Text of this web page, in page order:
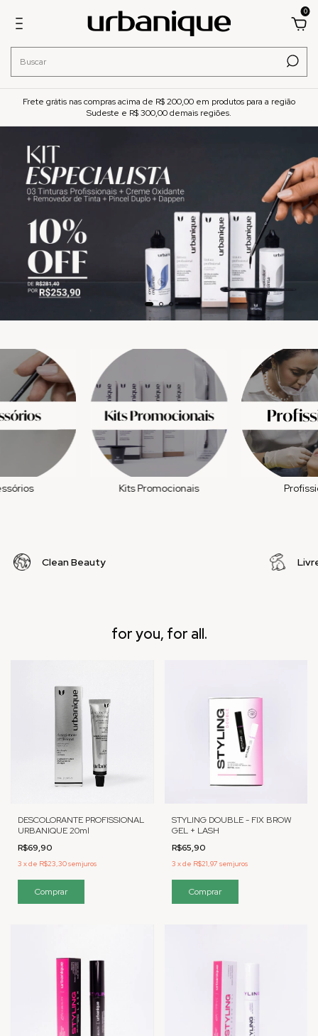
0
Frete grátis nas compras acima de R$ 200,00 em produtos para a região
Sudeste e R$ 300,00 demais regiões.
Kits Promocionais
Clean Beauty
for you, for all.
DESCOLORANTE PROFISSIONAL
URBANIQUE 20ml
R$69,90
3 xde R$23,30sem juros
STYLING DOUBLE - FIX BROW
GEL + LASH
R$65,90
3 xde R$21,97 sem juros